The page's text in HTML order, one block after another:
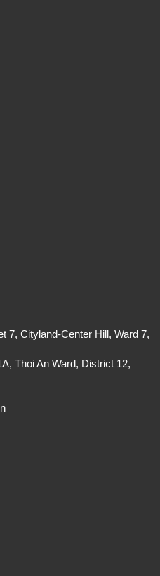
7, Cityland-Center Hill, Ward 7,
Thoi An Ward, District 12,